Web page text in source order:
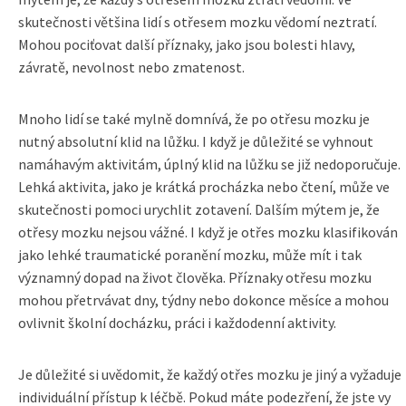
skutečnosti většina lidí s otřesem mozku vědomí neztratí.
Mohou pociťovat další příznaky, jako jsou bolesti hlavy,
závratě, nevolnost nebo zmatenost.
Mnoho lidí se také mylně domnívá, že po otřesu mozku je
nutný absolutní klid na lůžku. I když je důležité se vyhnout
namáhavým aktivitám, úplný klid na lůžku se již nedoporučuje.
Lehká aktivita, jako je krátká procházka nebo čtení, může ve
skutečnosti pomoci urychlit zotavení. Dalším mýtem je, že
otřesy mozku nejsou vážné. I když je otřes mozku klasifikován
jako lehké traumatické poranění mozku, může mít i tak
významný dopad na život člověka. Příznaky otřesu mozku
mohou přetrvávat dny, týdny nebo dokonce měsíce a mohou
ovlivnit školní docházku, práci i každodenní aktivity.
Je důležité si uvědomit, že každý otřes mozku je jiný a vyžaduje
individuální přístup k léčbě. Pokud máte podezření, že jste vy